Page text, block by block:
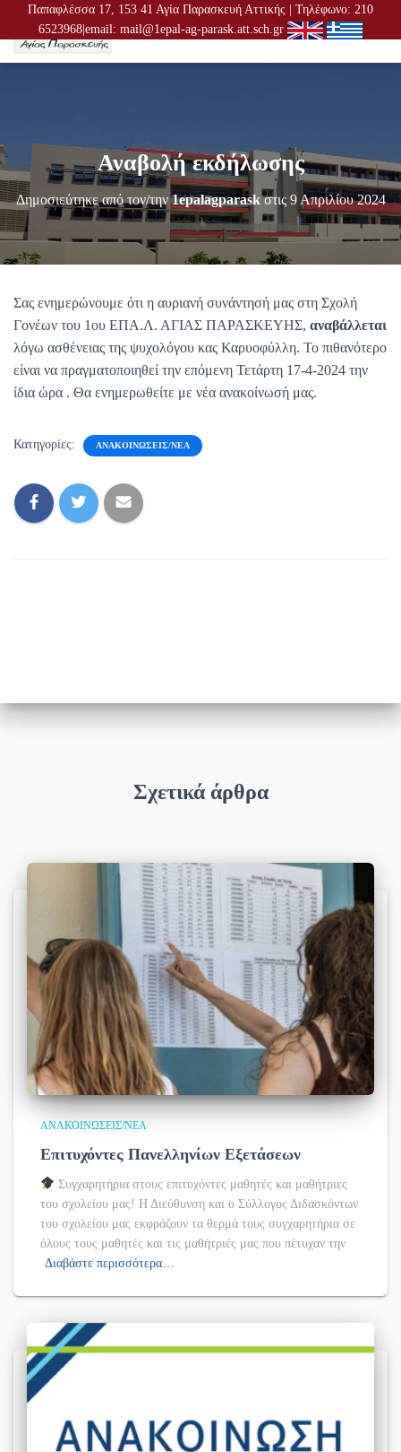
Παπαφλέσσα 17, 153 41 Αγία Παρασκευή Αττικής | Τηλέφωνο: 210
6523968|email: mail@1epal-ag-parask.att.sch.gr
Ν
Ή
Π
Λ
Ο
Η
Αναβολή εκδήλωσης
Δημοσιεύτηκε από τον/την1epalagparaskστις 9 Απριλίου 2024
Σας ενημερώνουμε ότι η αυριανή συνάντησή μας στη Σχολή
Γονέων του 1ου ΕΠΑ.Λ. ΑΓΙΑΣ ΠΑΡΑΣΚΕΥΗΣ, αναβάλλεται
λόγω ασθένειας της ψυχολόγου κας Καρυοφύλλη. Το πιθανότερο
είναι να πραγματοποιηθεί την επόμενη Τετάρτη 17-4-2024 την
ίδια ώρα . Θα ενημερωθείτε με νέα ανακοίνωσή μας.
Κατηγορίες: ΑΝΑΚΟΙΝΏΣΕΙΣ/ΝΈΑ
Σχετικά άρθρα
ΑΝΑΚΟΙΝΏΣΕΙΣ/ΝΈΑ
Επιτυχόντες Πανελληνίων Εξετάσεων
Συγχαρητήρια στους επιτυχόντες μαθητές και μαθήτριες
του σχολείου μας! Η Διεύθυνση και ο Σύλλογος Διδασκόντων
του σχολείου μας εκφράζουν τα θερμά τους συγχαρητήρια σε
όλους τους μαθητές και τις μαθήτριές μας που πέτυχαν την
Διαβάστε περισσότερα…